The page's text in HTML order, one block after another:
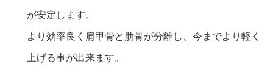
が安定します。
より効率良く肩甲骨と肋骨が分離し、今までより軽く
上げる事が出来ます。